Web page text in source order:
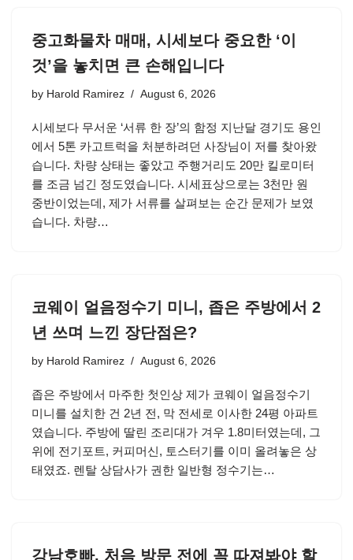
중고화물차 매매, 시세보다 중요한 ‘이
것’을 놓치면 큰 손해입니다
by Harold Ramirez August 6, 2026
시세보다 무서운 ‘서류 한 장’의 함정 지난달 경기도 용인
에서 5톤 카고트럭을 처분하려던 사장님이 저를 찾아왔
습니다. 차량 상태는 좋았고 주행거리도 20만 킬로미터
를 조금 넘긴 정도였습니다. 시세표상으로는 3천만 원
중반이었는데, 제가 서류를 살펴보는 순간 문제가 보였
습니다. 차량…
코웨이 얼음정수기 미니, 좁은 주방에서 2
년 쓰며 느낀 장단점은?
by Harold Ramirez August 6, 2026
좁은 주방에서 마주한 첫인상 제가 코웨이 얼음정수기
미니를 설치한 건 2년 전, 막 전세로 이사한 24평 아파트
였습니다. 주방에 딸린 조리대가 겨우 1.8미터였는데, 그
위에 전기포트, 커피머신, 토스터기를 이미 올려놓은 상
태였죠. 렌탈 상담사가 권한 일반형 정수기는…
강남호빠, 처음 방문 전에 꼭 따져봐야 할